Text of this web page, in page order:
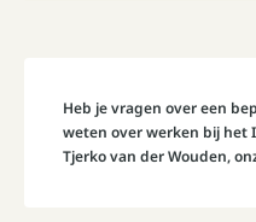
Heb je vragen over een
weten over werken bij het
Tjerko van der Wouden,